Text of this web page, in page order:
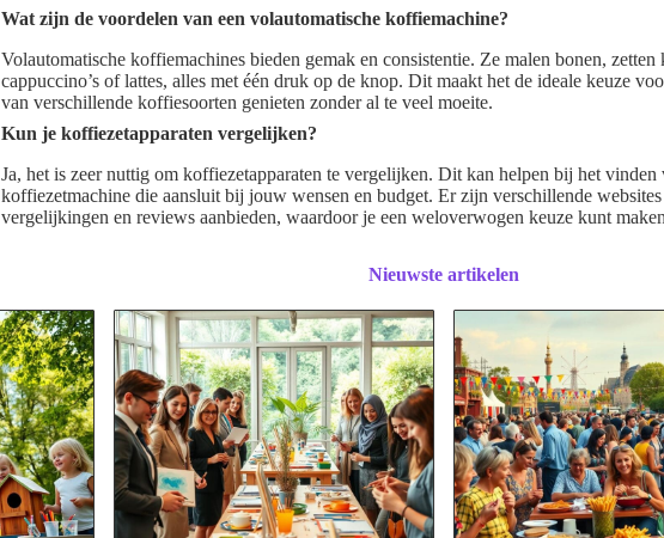
Wat zijn de voordelen van een volautomatische koffiemachine?
Volautomatische koffiemachines bieden gemak en consistentie. Ze malen bonen,
cappuccino’s of lattes, alles met één druk op de knop. Dit maakt het de ideale keuze
van verschillende koffiesoorten genieten zonder al te veel moeite.
Kun je koffiezetapparaten vergelijken?
Ja, het is zeer nuttig om koffiezetapparaten te vergelijken. Dit kan helpen bij het vinden
koffiezetmachine die aansluit bij jouw wensen en budget. Er zijn verschillende
vergelijkingen en reviews aanbieden, waardoor je een weloverwogen keuze kunt
Nieuwste artikelen